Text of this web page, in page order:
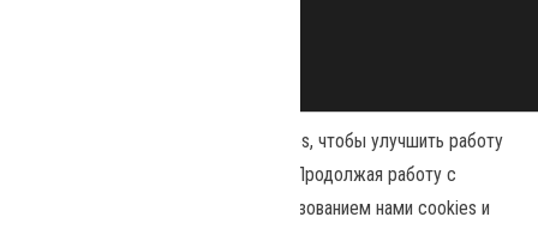
Наш сайт использует файлы cookies, чтобы улучшить работу
и повысить эффективность сайта. Продолжая работу с
сайтом, вы соглашаетесь с использованием нами cookies и